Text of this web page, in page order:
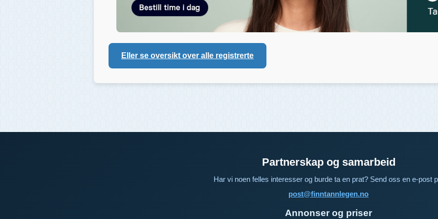
Eller se oversikt over alle registrerte
Partnerskap og samarbeid
Har vi noen felles interesser og burde ta en prat? Send oss en e-post
post@finntannlegen.no
Annonser og priser